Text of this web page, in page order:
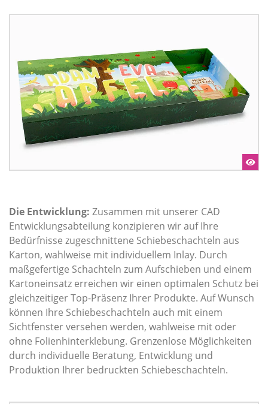
Die Entwicklung: Zusammen mit unserer CAD
Entwicklungsabteilung konzipieren wir auf Ihre
Bedürfnisse zugeschnittene Schiebeschachteln aus
Karton, wahlweise mit individuellem Inlay. Durch
maßgefertige Schachteln zum Aufschieben und einem
Kartoneinsatz erreichen wir einen optimalen Schutz bei
gleichzeitiger Top-Präsenz Ihrer Produkte. Auf Wunsch
können Ihre Schiebeschachteln auch mit einem
Sichtfenster versehen werden, wahlweise mit oder
ohne Folienhinterklebung. Grenzenlose Möglichkeiten
durch individuelle Beratung, Entwicklung und
Produktion Ihrer bedruckten Schiebeschachteln.